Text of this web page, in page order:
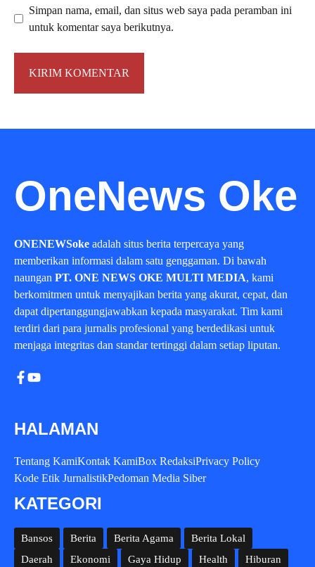
Simpan nama, email, dan situs web saya pada peramban ini
untuk komentar saya berikutnya.
OneNews Oke
ONENEWSoke adalah situs berita terpercaya yang
memberikan informasi dalam satu genggaman. Di bawah
naungan PT. ONE NEWS OKE MULTI MEDIA, kami
berkomitmen untuk menyajikan berita yang akurat, cepat, dan
dapat dipertanggungjawabkan kepada masyarakat. Tim kami
terdiri dari para jurnalis profesional yang berdedikasi untuk
menjaga integritas dan standar tertinggi dalam setiap liputan.
HALAMAN
Tentang KamiKontak KamiBox RedaksiPrivacy Policy
Kode Etik JurnalistikPedoman Media Siber
KATEGORI
Bansos Berita Berita Agama
Berita Lokal
Daerah
Ekonomi Gaya Hidup Health Hiburan